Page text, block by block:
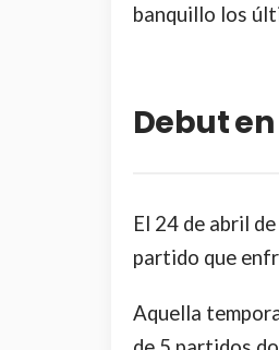
banquillo los
Debut
El 24 de abril
partido que
Aquella